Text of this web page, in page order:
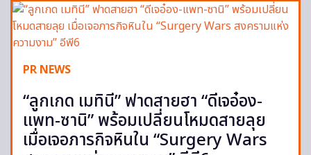
PR NEWS
“ลูกเกด เมทินี” ฟาดสายฮา “ดีเจอ๋อง-
แพท-ซานิ” พร้อมเปลี่ยนโหมดสายลุย
เมื่อเจอภารกิจหินใน “Surgery Wars